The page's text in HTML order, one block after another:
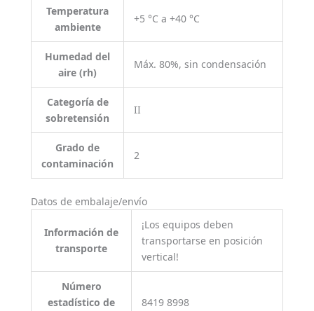
Temperatura
ambiente
+5 °C a +40 °C
Humedad del
aire (rh)
Máx. 80%, sin condensación
Categoría de
sobretensión
II
Grado de
contaminación
2
Datos de embalaje/envío
Información de
transporte
¡Los equipos deben
transportarse en posición
vertical!
Número
estadístico de
8419 8998